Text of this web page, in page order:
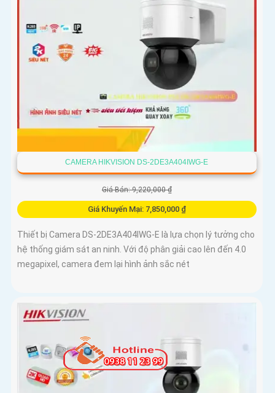
CAMERA HIKVISION DS-2DE3A404IWG-E
Giá Bán: 9,220,000 ₫
Giá Khuyến Mại: 7,850,000 ₫
Thiết bị Camera DS-2DE3A404IWG-E là lựa chọn lý tưởng cho
hệ thống giám sát an ninh. Với độ phân giải cao lên đến 4.0
megapixel, camera đem lại hình ảnh sắc nét